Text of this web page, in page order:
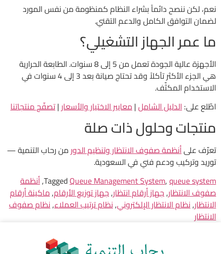
نعم، لكن ننصح دائماً بشراء النظام كمنظومة من نفس المورد
لضمان التوافق الكامل والدعم التقني.
ما عمر الجهاز التشغيلي؟
الأجهزة عالية الجودة تعمل من 5 إلى 8 سنوات. الطابعة الحرارية
هي الجزء الأكثر تآكلاً وقد تحتاج صيانة بعد 3 إلى 4 سنوات في
الاستخدام المكثّف.
اطّلع على:الدليل الشامل|معايير الاختيار والأسعار|تصفّح منتجاتنا
منتجات وحلول ذات صلة
تعرّف علىأنظمة صفوف الانتظار وتنظيم الدور من رحاب التنمية —
توريد وتركيب ودعم فني في السعودية.
TaggedQueue Management System,queue system
,أنظمة
صفوف الانتظار,جهاز أرقام انتظار,جهاز توزيع الأرقام,ماكينة أرقام
الانتظار,نظام الانتظار الإلكتروني,نظام ترتيب العملاء,نظام صفوف
الانتظار